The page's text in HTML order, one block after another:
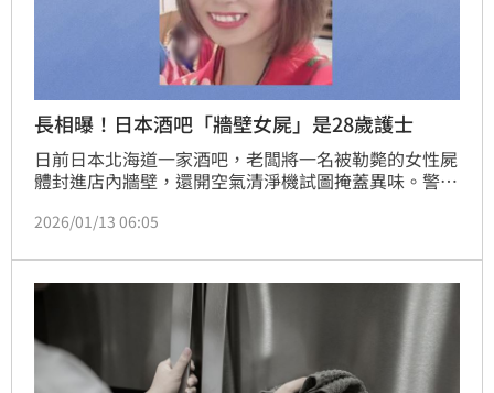
長相曝！日本酒吧「牆壁女屍」是28歲護士
日前日本北海道一家酒吧，老闆將一名被勒斃的女性屍
體封進店內牆壁，還開空氣清淨機試圖掩蓋異味。警方
野，認識她的人透露，其生前常光顧該酒吧，和老闆
過節。
2026/01/13 06:05